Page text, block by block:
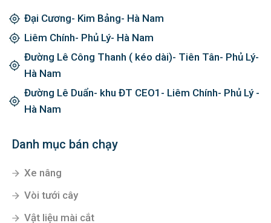
Đại Cương- Kim Bảng- Hà Nam
Liêm Chính- Phủ Lý- Hà Nam
Đường Lê Công Thanh ( kéo dài)- Tiên Tân- Phủ Lý-
Hà Nam
Đường Lê Duẩn- khu ĐT CEO1- Liêm Chính- Phủ Lý -
Hà Nam
Danh mục bán chạy
Xe nâng
Vòi tưới cây
Vật liệu mài cắt